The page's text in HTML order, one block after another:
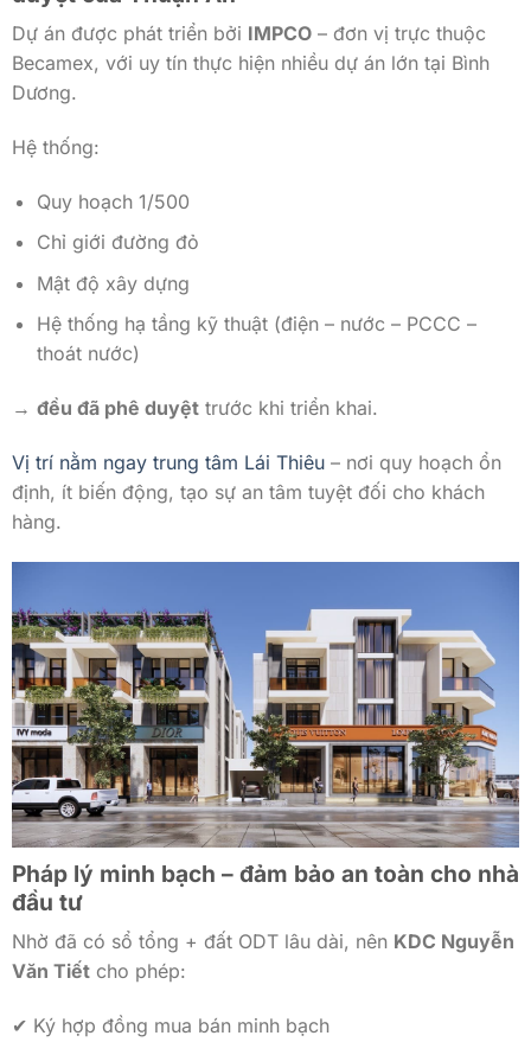
Dự án được phát triển bởi IMPCO – đơn vị trực thuộc
Becamex, với uy tín thực hiện nhiều dự án lớn tại Bình
Dương.
Hệ thống:
Quy hoạch 1/500
Chỉ giới đường đỏ
Mật độ xây dựng
Hệ thống hạ tầng kỹ thuật (điện – nước – PCCC –
thoát nước)
→ đều đã phê duyệt trước khi triển khai.
Vị trí nằm ngay trung tâm Lái Thiêu – nơi quy hoạch ổn
định, ít biến động, tạo sự an tâm tuyệt đối cho khách
hàng.
Pháp lý minh bạch – đảm bảo an toàn cho nhà
đầu tư
Nhờ đã có sổ tổng + đất ODT lâu dài, nên KDC Nguyễn
Văn Tiết cho phép:
✔ Ký hợp đồng mua bán minh bạch